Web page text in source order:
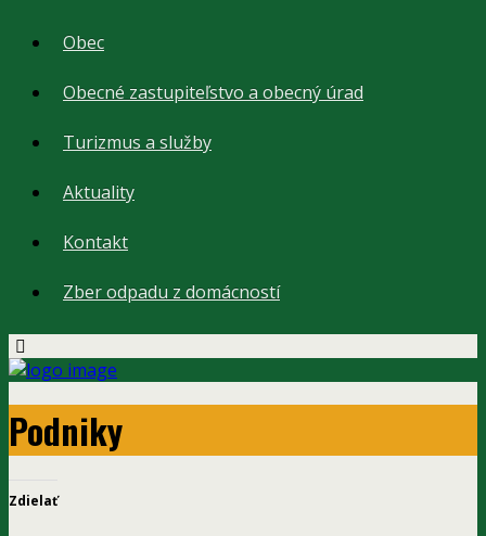
Obec
Obecné zastupiteľstvo a obecný úrad
Turizmus a služby
Aktuality
Kontakt
Zber odpadu z domácností
Podniky
Zdielať